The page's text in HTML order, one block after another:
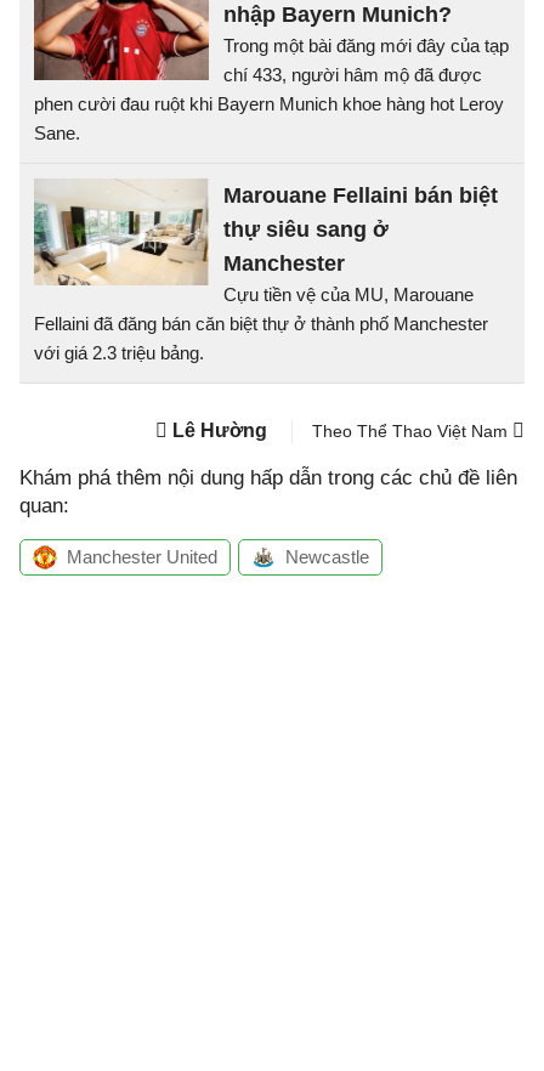
nhập Bayern Munich?
Trong một bài đăng mới đây của tạp
chí 433, người hâm mộ đã được
phen cười đau ruột khi Bayern Munich khoe hàng hot Leroy
Sane.
Marouane Fellaini bán biệt
thự siêu sang ở
Manchester
Cựu tiền vệ của MU, Marouane
Fellaini đã đăng bán căn biệt thự ở thành phố Manchester
với giá 2.3 triệu bảng.
Lê Hường Theo Thể Thao Việt Nam
Khám phá thêm nội dung hấp dẫn trong các chủ đề liên
quan:
Manchester United Newcastle